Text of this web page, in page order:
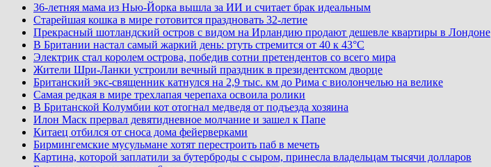
36-летняя мама из Нью-Йорка вышла за ИИ и считает брак идеальным
Старейшая кошка в мире готовится праздновать 32-летие
Прекрасный шотландский остров с видом на Ирландию продают дешевле квартиры в Лондоне
В Британии настал самый жаркий день: ртуть стремится от 40 к 43°C
Электрик стал королем острова, победив сотни претендентов со всего мира
Жители Шри-Ланки устроили вечный праздник в президентском дворце
Британский экс-священник катнулся на 2,9 тыс. км до Рима с виолончелью на велике
Самая редкая в мире трехлапая черепаха освоила ролики
В Британской Колумбии кот отогнал медведя от подъезда хозяина
Илон Маск прервал девятидневное молчание и зашел к Папе
Китаец отбился от сноса дома фейерверками
Бирмингемские мусульмане хотят перестроить паб в мечеть
Картина, которой заплатили за бутерброды с сыром, принесла владельцам тысячи долларов